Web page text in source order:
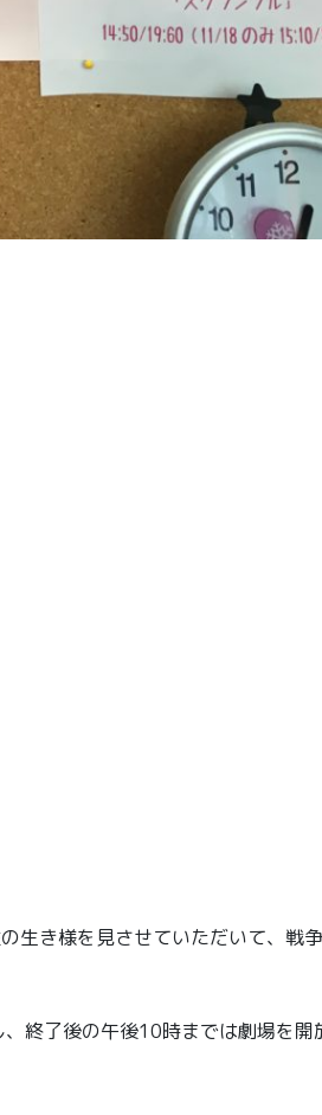
生き様を見させていただいて、戦
終了後の午後10時までは劇場を開